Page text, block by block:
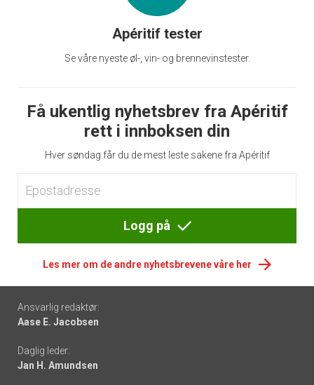
Apéritif tester
Se våre nyeste øl-, vin- og brennevinstester.
Få ukentlig nyhetsbrev fra Apéritif
rett i innboksen din
Hver søndag får du de mest leste sakene fra Apéritif
Logg på
Les mer om de andre nyhetsbrevene våre her
Footer
-
links
Ansvarlig redaktør:
Aase E. Jacobsen
Daglig leder:
Jan H. Amundsen